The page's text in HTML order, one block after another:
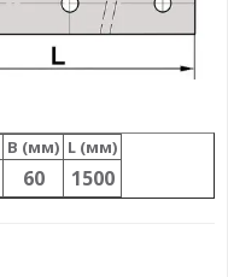
B (мм) L (мм)
60 1500